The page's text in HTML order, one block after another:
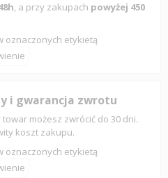
, a przy zakupach powyżej 450
oznaczonych etykietą
i gwarancja zwrotu
możesz zwrócić do 30 dni.
koszt zakupu.
oznaczonych etykietą